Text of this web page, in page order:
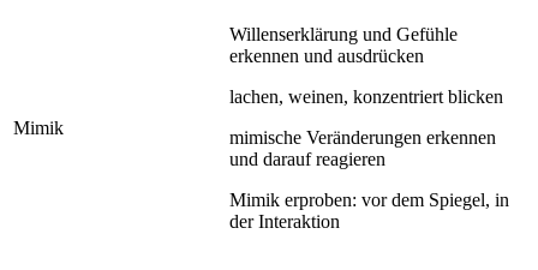
Mimik
Willenserklärung und Gefühle
erkennen und ausdrücken
lachen, weinen, konzentriert blicken
mimische Veränderungen erkennen
und darauf reagieren
Mimik erproben: vor dem Spiegel, in
der Interaktion